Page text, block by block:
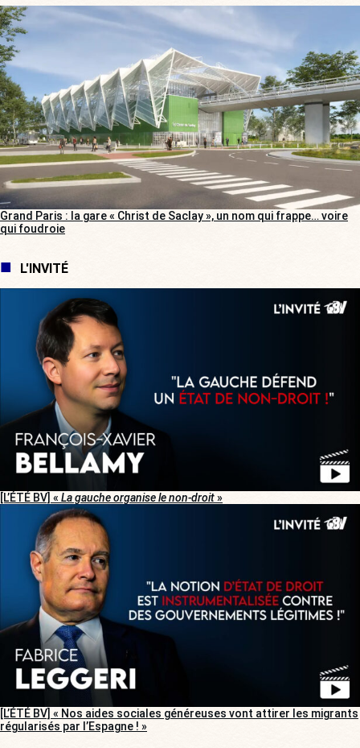
Grand Paris : la gare « Christ de Saclay », un nom qui frappe… voire
qui foudroie
L'INVITÉ
[L’ÉTÉ BV] « La gauche organise le non-droit»
[L’ÉTÉ BV] « Nos aides sociales généreuses vont attirer les migrants
régularisés par l’Espagne ! »